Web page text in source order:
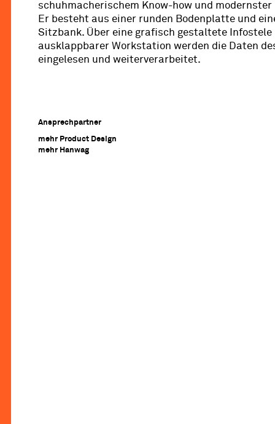
schuhmacherischem Know-how und modernster
Er besteht aus einer runden Bodenplatte und
Sitzbank. Über eine grafisch gestaltete
ausklappbarer Workstation werden die Daten
eingelesen und weiterverarbeitet.
Ansprechpartner
mehr Product Design
mehr Hanwag